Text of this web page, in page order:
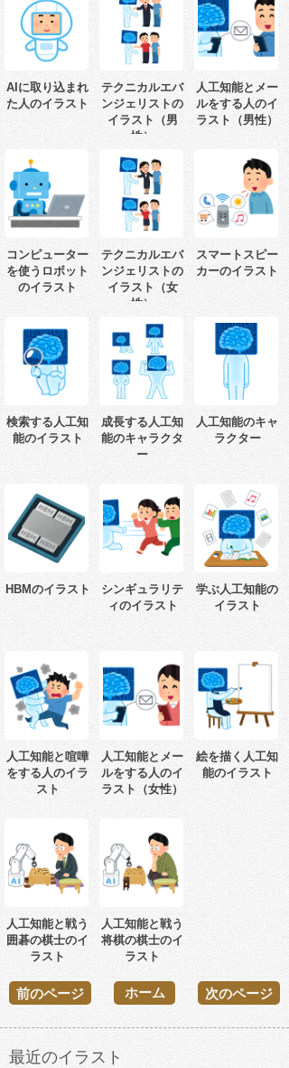
AIに取り込まれ
た人のイラスト
テクニカルエバ
ンジェリストの
イラスト（男
性）
人工知能とメー
ルをする人のイ
ラスト（男性）
コンピューター
を使うロボット
のイラスト
テクニカルエバ
ンジェリストの
イラスト（女
性）
スマートスピー
カーのイラスト
検索する人工知
能のイラスト
成長する人工知
能のキャラクタ
ー
人工知能のキャ
ラクター
HBMのイラスト
シンギュラリテ
ィのイラスト
学ぶ人工知能の
イラスト
人工知能と喧嘩
をする人のイラ
スト
人工知能とメー
ルをする人のイ
ラスト（女性）
絵を描く人工知
能のイラスト
人工知能と戦う
囲碁の棋士のイ
ラスト
人工知能と戦う
将棋の棋士のイ
ラスト
前のページ 次のページ
ホーム
最近のイラスト